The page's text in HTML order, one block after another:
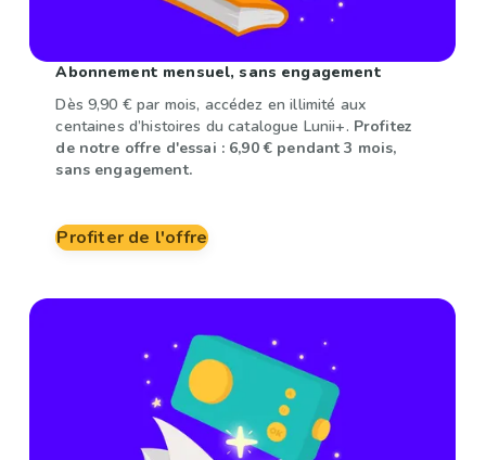
Abonnement mensuel, sans engagement
Dès 9,90 € par mois, accédez en illimité aux
centaines d’histoires du catalogue Lunii+. Profitez
de notre offre d'essai : 6,90 € pendant 3 mois,
sans engagement.
Profiter de l'offre